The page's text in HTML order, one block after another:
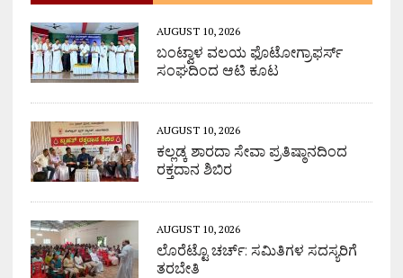
AUGUST 10, 2026
ಬಂಟ್ವಾಳ ವಲಯ ಫೊಟೋಗ್ರಾಫರ್ಸ್
ಸಂಘದಿಂದ ಆಟಿ ಕೂಟ
AUGUST 10, 2026
ಕಲ್ಲಡ್ಕ ಶಾರದಾ ಸೇವಾ ಪ್ರತಿಷ್ಠಾನದಿಂದ
ರಕ್ತದಾನ ಶಿಬಿರ
AUGUST 10, 2026
ಲೊರೆಟ್ಟೊ ಚರ್ಚ್: ಸಮಿತಿಗಳ ಸದಸ್ಯರಿಗೆ
ತರಬೇತಿ